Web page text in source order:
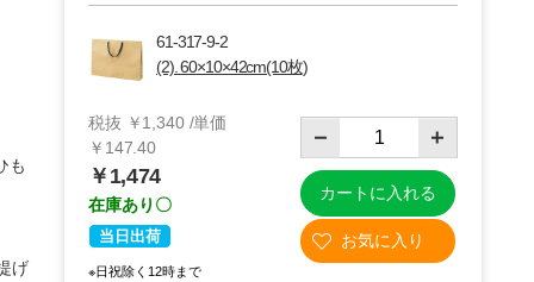
(2)60×10×42cm 10枚
も
げ
61-317-9-2
(2). 60×10×42cm(10枚)
税抜 ￥1,340 /単価
￥147.40
￥1,474
在庫あり〇
当日出荷
※日祝除く12時まで
カートに入れる